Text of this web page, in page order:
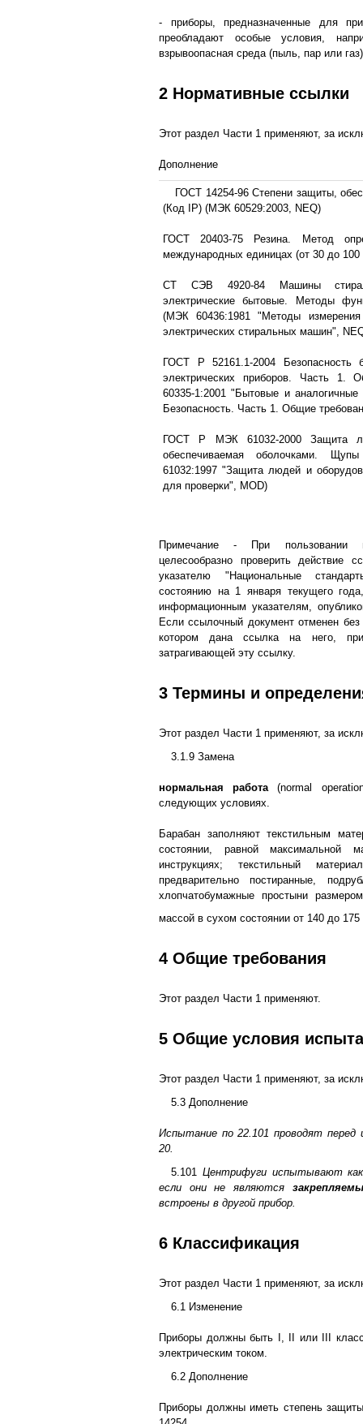
- приборы, предназначенные для
преобладают особые условия,
взрывоопасная среда (пыль, пар или
2 Нормативные ссылки
Этот раздел Части 1 применяют, за
Дополнение
ГОСТ 14254-96 Степени защиты,
(Код IP) (МЭК 60529:2003, NEQ)
ГОСТ 20403-75 Резина. Метод
международных единицах (от 30 до 100
СТ СЭВ 4920-84 Машины
электрические бытовые. Методы
(МЭК 60436:1981 "Методы измерения
электрических стиральных машин",
ГОСТ Р 52161.1-2004 Безопасность
электрических приборов. Часть 1.
60335-1:2001 "Бытовые и аналогичные
Безопасность. Часть 1. Общие
ГОСТ Р МЭК 61032-2000 Защита
обеспечиваемая оболочками.
61032:1997 "Защита людей и
для проверки", MOD)
Примечание - При пользовании
целесообразно проверить действие
указателю "Национальные
состоянию на 1 января текущего
информационным указателям,
Если ссылочный документ отменен
котором дана ссылка на него,
затрагивающей эту ссылку.
3 Термины и
Этот раздел Части 1 применяют, за
3.1.9 Замена
нормальная работа(normal
следующих условиях.
Барабан заполняют текстильным
состоянии, равной максимальной
инструкциях; текстильный
предварительно постиранные,
хлопчатобумажные простыни
массой в сухом состоянии от 140 до 175
4 Общие требования
Этот раздел Части 1 применяют.
5 Общие условия
Этот раздел Части 1 применяют, за
5.3 Дополнение
Испытание по 22.101 проводят перед
20.
5.101 Центрифуги испытывают как
если они не являются
встроены в другой прибор.
6 Классификация
Этот раздел Части 1 применяют, за
6.1 Изменение
Приборы должны быть I, II или III
электрическим током.
6.2 Дополнение
Приборы должны иметь степень